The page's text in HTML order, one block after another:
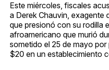
Este miércoles, fiscales
a Derek Chauvin, exagente
que presionó con su rodilla
afroamericano que murió
sometido el 25 de mayo
$20 en un establecimiento